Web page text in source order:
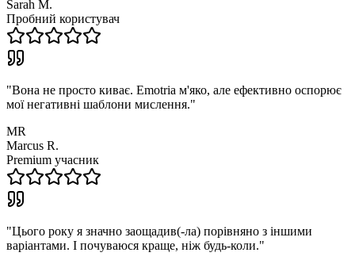
Sarah M.
Пробний користувач
"Вона не просто киває. Emotria м'яко, але ефективно оспорює
мої негативні шаблони мислення."
MR
Marcus R.
Premium учасник
"Цього року я значно заощадив(-ла) порівняно з іншими
варіантами. І почуваюся краще, ніж будь-коли."